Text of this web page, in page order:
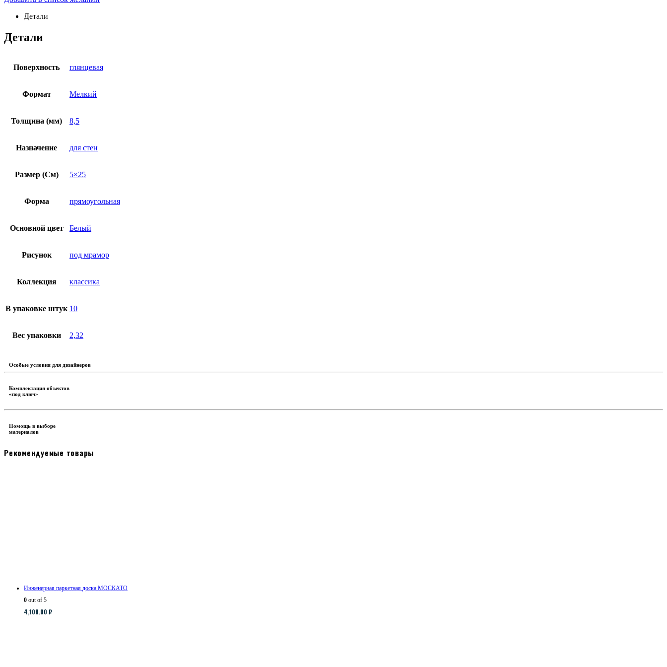
Детали
Детали
Поверхность глянцевая
Формат Мелкий
Толщина (мм) 8,5
Назначение для стен
Размер (См) 5×25
Форма прямоугольная
Основной цвет Белый
Рисунок под мрамор
Коллекция классика
В упаковке штук 10
Вес упаковки 2,32
Особые условия для дизайнеров
Комплектация объектов
«под ключ»
Помощь в выборе
материалов
Рекомендуемые товары
Инженерная паркетная доска МОСКАТО
0 out of 5
4,108.00 ₽